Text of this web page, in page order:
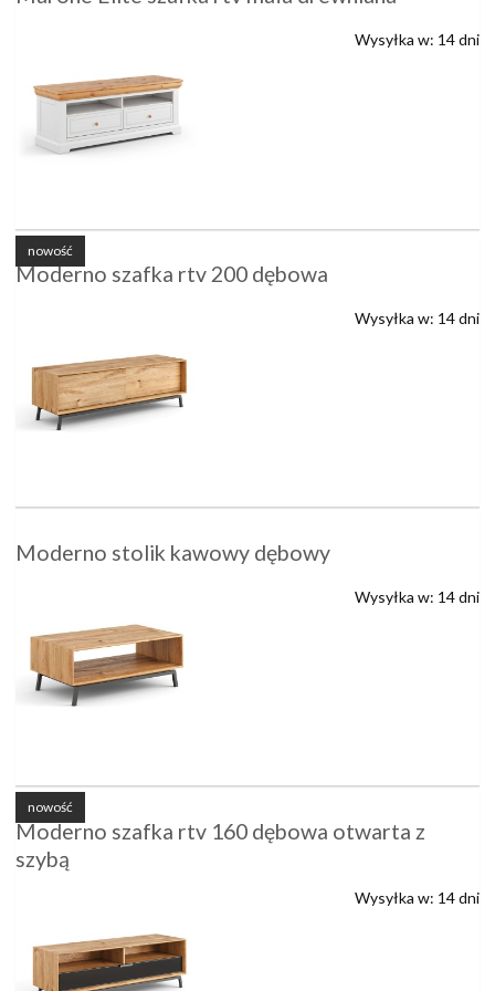
Wysyłka w: 14 dni
Moderno szafka rtv 200 dębowa
Wysyłka w: 14 dni
nowość
Moderno stolik kawowy dębowy
Wysyłka w: 14 dni
Moderno szafka rtv 160 dębowa otwarta z
szybą
Wysyłka w: 14 dni
nowość